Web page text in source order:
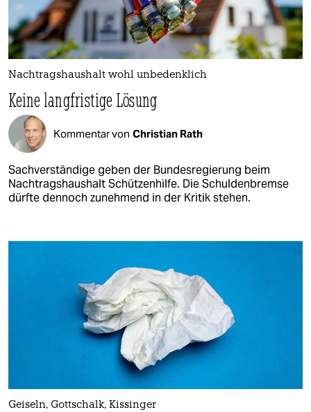
Nachtragshaushalt wohl unbedenklich
Keine langfristige Lösung
Kommentar von Christian Rath
Sachverständige geben der Bundesregierung beim
Nachtragshaushalt Schützenhilfe. Die Schuldenbremse
dürfte dennoch zunehmend in der Kritik stehen.
Geiseln, Gottschalk, Kissinger